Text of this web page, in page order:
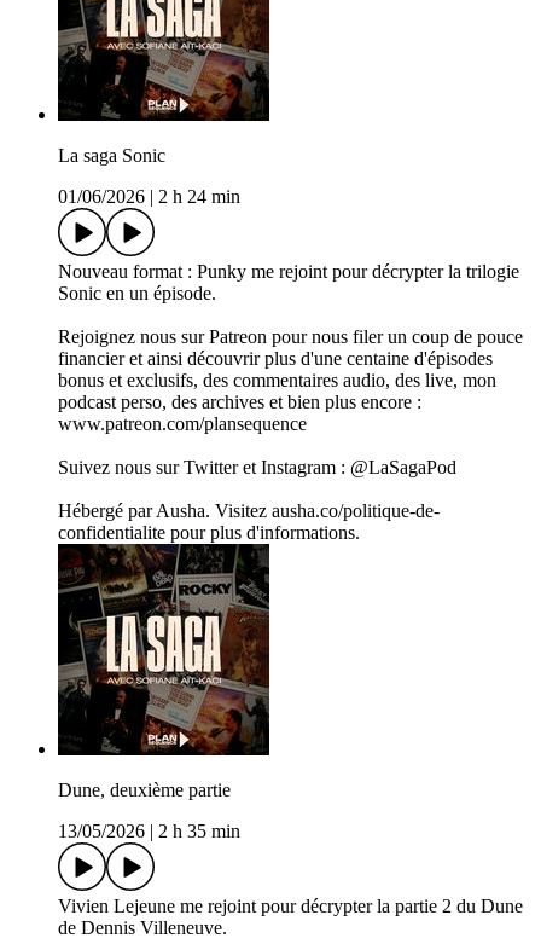
La saga Sonic
01/06/2026
2 h 24 min
Nouveau format : Punky me rejoint pour décrypter la trilogie
Sonic en un épisode.
Rejoignez nous sur Patreon pour nous filer un coup de pouce
financier et ainsi découvrir plus d'une centaine d'épisodes
bonus et exclusifs, des commentaires audio, des live, mon
podcast perso, des archives et bien plus encore :
www.patreon.com/plansequence
Suivez nous sur Twitter et Instagram : @LaSagaPod
Hébergé par Ausha. Visitez ausha.co/politique-de-
confidentialite pour plus d'informations.
Dune, deuxième partie
13/05/2026
2 h 35 min
Vivien Lejeune me rejoint pour décrypter la partie 2 du Dune
de Dennis Villeneuve.